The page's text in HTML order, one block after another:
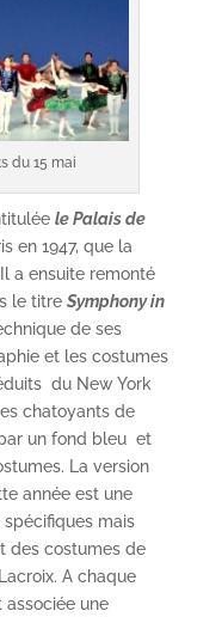
du 15 mai
le Palais de
en 1947, que la
a ensuite remonté
le titre Symphony in
de ses
et les costumes
du New York
chatoyants de
un fond bleu et
La version
année est une
mais
des costumes de
A chaque
une